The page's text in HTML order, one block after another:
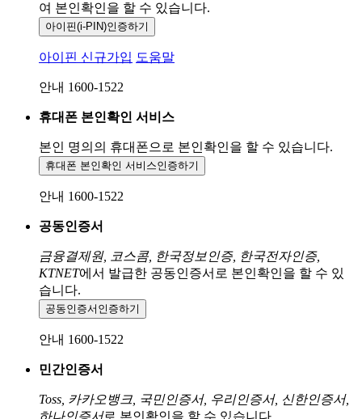
여 본인확인을 할 수 있습니다.
아이핀(i-PIN)인증하기
아이핀 신규가입 도움말
안내 1600-1522
휴대폰 본인확인 서비스
본인 명의의 휴대폰으로 본인확인을 할 수 있습니다.
휴대폰 본인확인 서비스인증하기
안내 1600-1522
공동인증서
금융결제원, 코스콤, 한국정보인증, 한국전자인증,
KTNET에서 발급한 공동인증서로 본인확인을 할 수 있
습니다.
공동인증서 인증하기
안내 1600-1522
민간인증서
Toss, 카카오뱅크, 국민인증서, 우리인증서, 신한인증서,